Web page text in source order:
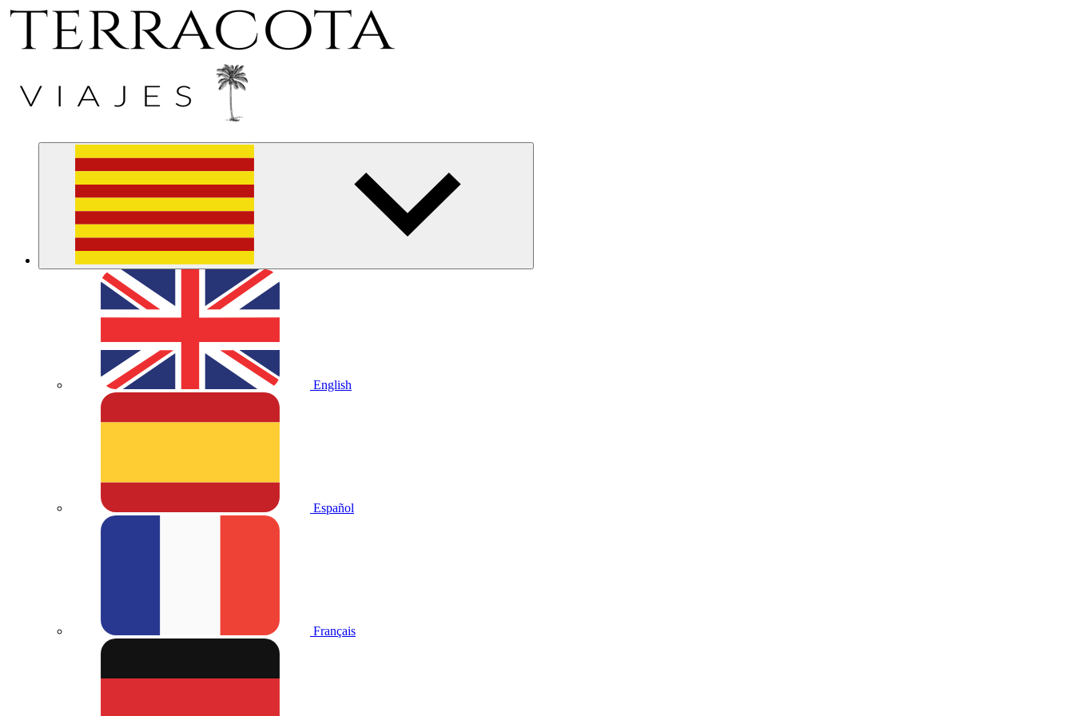
English
Español
Français